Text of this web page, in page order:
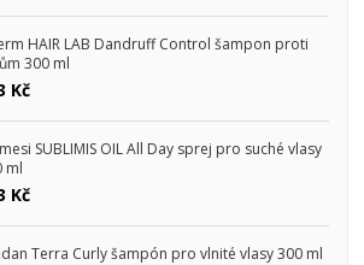
HAIR LAB Dandruff Control šampon proti
300 ml
Kč
SUBLIMIS OIL All Day sprej pro suché vlasy
ml
Kč
Terra Curly šampón pro vlnité vlasy 300 ml